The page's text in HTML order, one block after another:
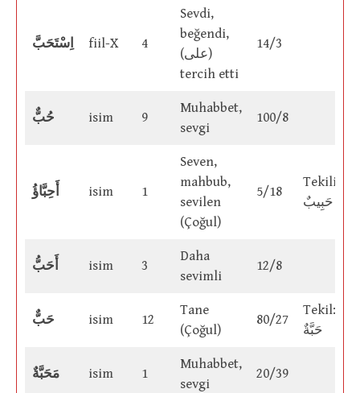
اِسْتَحَبَّ fiil-X 4
Sevdi,
beğendi,
(على)
tercih etti
14/3
حُبٌّ isim 9
Muhabbet,
sevgi
100/8
أَحِبَّاؤُ isim 1
Seven,
mahbub,
sevilen
(Çoğul)
5/18
Tekili:
حَبِيبٌ
أَحَبُّ isim 3
Daha
sevimli
12/8
حَبٌّ isim 12
Tane
(Çoğul)
80/27
Tekil:
حَبَّةٌ
مَحَبَّةٌ isim 1
Muhabbet,
sevgi
20/39